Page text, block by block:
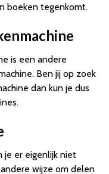
boeken tegenkomt.
is een andere
Ben jij op zoek
dan kun je dus
je er eigenlijk niet
wijze om delen